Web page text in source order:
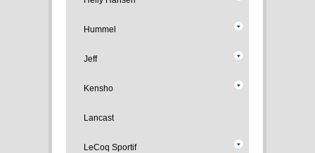
Hummel
Jeff
Kensho
Lancast
LeCoq Sportif